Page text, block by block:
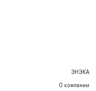
ЭНЭКА
О компании